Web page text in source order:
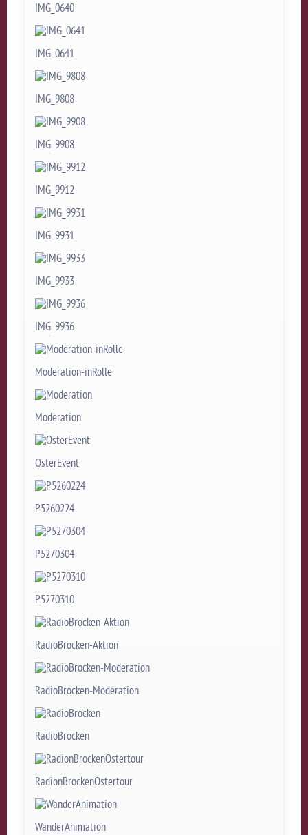
IMG_0640
IMG_0641
IMG_9808
IMG_9908
IMG_9912
IMG_9931
IMG_9933
IMG_9936
Moderation-inRolle
Moderation
OsterEvent
P5260224
P5270304
P5270310
RadioBrocken-Aktion
RadioBrocken-Moderation
RadioBrocken
RadionBrockenOstertour
WanderAnimation